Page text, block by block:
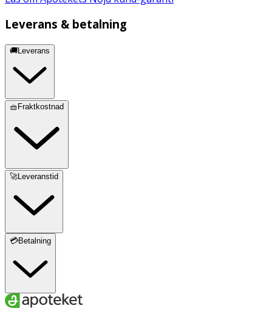
Leverans & betalning
🚚Leverans
🧺Fraktkostnad
🚀Leveranstid
💳Betalning